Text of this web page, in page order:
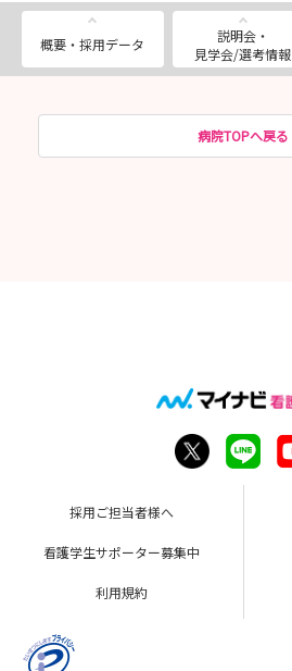
概要・採用データ
説明会・
見学会/選考情報
病院TOPへ戻る
採用ご担当者様へ
看護学生サポーター募集中
利用規約